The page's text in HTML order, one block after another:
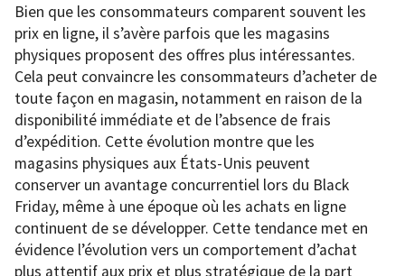
Bien que les consommateurs comparent souvent les
prix en ligne, il s’avère parfois que les magasins
physiques proposent des offres plus intéressantes.
Cela peut convaincre les consommateurs d’acheter de
toute façon en magasin, notamment en raison de la
disponibilité immédiate et de l’absence de frais
d’expédition. Cette évolution montre que les
magasins physiques aux États-Unis peuvent
conserver un avantage concurrentiel lors du Black
Friday, même à une époque où les achats en ligne
continuent de se développer. Cette tendance met en
évidence l’évolution vers un comportement d’achat
plus attentif aux prix et plus stratégique de la part